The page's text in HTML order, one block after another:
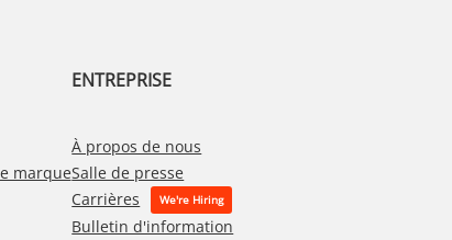
marque
ENTREPRISE
À propos de nous
Salle de presse
Carrières
Bulletin d'information